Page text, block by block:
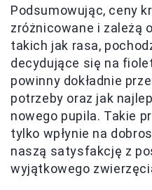
Podsumowując, ceny
zróżnicowane i zależą
takich jak rasa,
decydujące się na
powinny dokładnie
potrzeby oraz jak
nowego pupila. Takie
tylko wpłynie na
naszą satysfakcję z
wyjątkowego